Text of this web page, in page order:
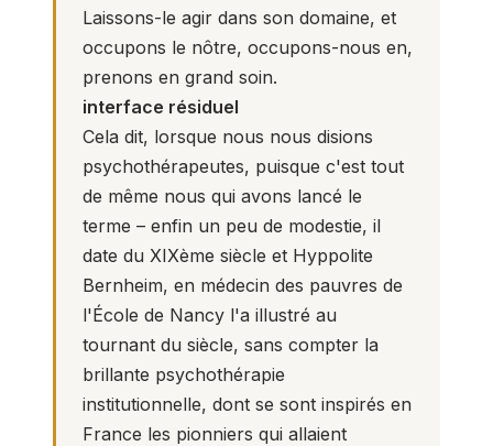
Laissons-le agir dans son domaine, et
occupons le nôtre, occupons-nous en,
prenons en grand soin.
interface résiduel
Cela dit, lorsque nous nous disions
psychothérapeutes, puisque c'est tout
de même nous qui avons lancé le
terme – enfin un peu de modestie, il
date du XIXème siècle et Hyppolite
Bernheim, en médecin des pauvres de
l'École de Nancy l'a illustré au
tournant du siècle, sans compter la
brillante psychothérapie
institutionnelle, dont se sont inspirés en
France les pionniers qui allaient